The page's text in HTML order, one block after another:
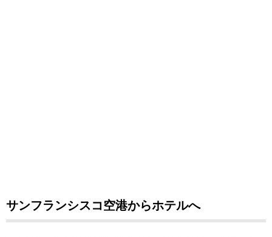
サンフランシスコ空港からホテルへ